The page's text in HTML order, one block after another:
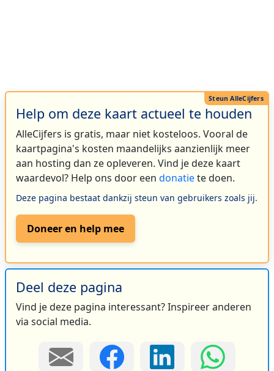
Help om deze kaart actueel te houden
AlleCijfers is gratis, maar niet kosteloos. Vooral de
kaartpagina's kosten maandelijks aanzienlijk meer
aan hosting dan ze opleveren. Vind je deze kaart
waardevol? Help ons door een donatiete doen.
Deze pagina bestaat dankzij steun van gebruikers zoals jij.
Doneer en help mee
Deel deze pagina
Vind je deze pagina interessant? Inspireer anderen
via social media.